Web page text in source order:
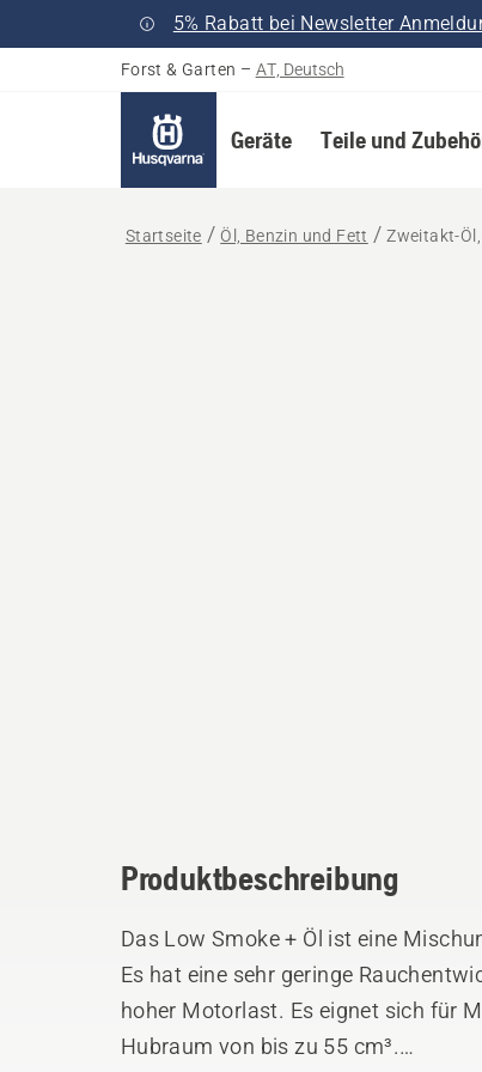
5% Rabatt bei Newsletter
Forst & Garten – AT, Deutsch
Geräte Teile und
Startseite Öl, Benzin und Fett Zweitakt-Öl,
Produktbeschreibung
Das Low Smoke + Öl ist eine
Es hat eine sehr geringe
hoher Motorlast. Es eignet sich für
Hubraum von bis zu 55 cm³.